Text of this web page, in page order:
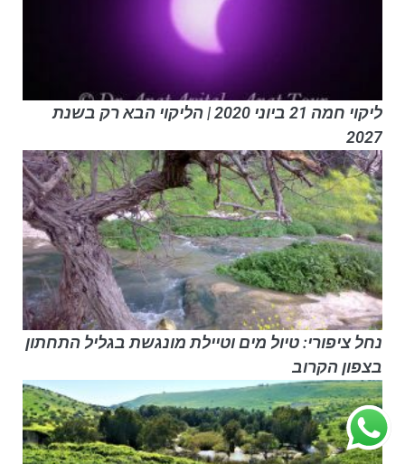
ליקוי חמה 21 ביוני 2020 | הליקוי הבא רק בשנת
2027
נחל ציפורי: טיול מים וטיילת מונגשת בגליל התחתון
בצפון הקרוב